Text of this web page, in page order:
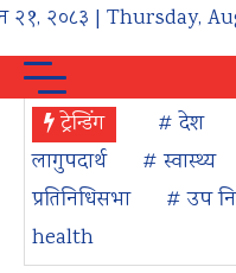
२१, २०८३ | Thursday,
ट्रेन्डिंग # देश
लागुपदार्थ
# स्वास्थ्य
प्रतिनिधिसभा
# उप
health